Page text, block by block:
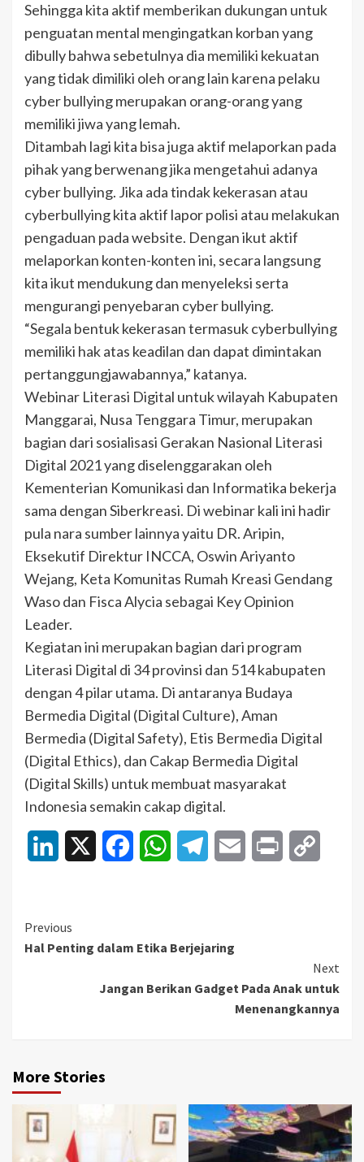
Sehingga kita aktif memberikan dukungan untuk
penguatan mental mengingatkan korban yang
dibully bahwa sebetulnya dia memiliki kekuatan
yang tidak dimiliki oleh orang lain karena pelaku
cyber bullying merupakan orang-orang yang
memiliki jiwa yang lemah.
Ditambah lagi kita bisa juga aktif melaporkan pada
pihak yang berwenang jika mengetahui adanya
cyber bullying. Jika ada tindak kekerasan atau
cyberbullying kita aktif lapor polisi atau melakukan
pengaduan pada website. Dengan ikut aktif
melaporkan konten-konten ini, secara langsung
kita ikut mendukung dan menyeleksi serta
mengurangi penyebaran cyber bullying.
“Segala bentuk kekerasan termasuk cyberbullying
memiliki hak atas keadilan dan dapat dimintakan
pertanggungjawabannya,” katanya.
Webinar Literasi Digital untuk wilayah Kabupaten
Manggarai, Nusa Tenggara Timur, merupakan
bagian dari sosialisasi Gerakan Nasional Literasi
Digital 2021 yang diselenggarakan oleh
Kementerian Komunikasi dan Informatika bekerja
sama dengan Siberkreasi. Di webinar kali ini hadir
pula nara sumber lainnya yaitu DR. Aripin,
Eksekutif Direktur INCCA, Oswin Ariyanto
Wejang, Keta Komunitas Rumah Kreasi Gendang
Waso dan Fisca Alycia sebagai Key Opinion
Leader.
Kegiatan ini merupakan bagian dari program
Literasi Digital di 34 provinsi dan 514 kabupaten
dengan 4 pilar utama. Di antaranya Budaya
Bermedia Digital (Digital Culture), Aman
Bermedia (Digital Safety), Etis Bermedia Digital
(Digital Ethics), dan Cakap Bermedia Digital
(Digital Skills) untuk membuat masyarakat
Indonesia semakin cakap digital.
LinkedIn FacebookWhatsAppTelegramEmail Print
Continue
Reading
Previous
Hal Penting dalam Etika Berjejaring
Next
Jangan Berikan Gadget Pada Anak untuk
Menenangkannya
More Stories